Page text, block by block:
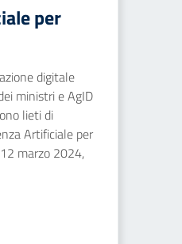
per
digitale
ministri e AgID
lieti di
Artificiale per
marzo 2024,